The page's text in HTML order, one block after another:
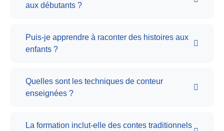
aux débutants ?
Puis-je apprendre à raconter des histoires aux
enfants ?
Quelles sont les techniques de conteur
enseignées ?
La formation inclut-elle des contes traditionnels